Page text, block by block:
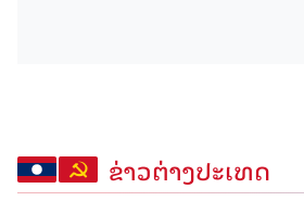
ຂ່າວຕ່າງປະເທດ